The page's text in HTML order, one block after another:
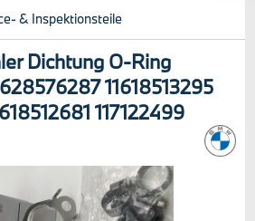
& Inspektionsteile
Dichtung O-Ring
11618513295
117122499